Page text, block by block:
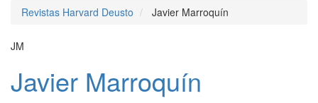
Revistas Harvard Deusto Javier Marroquín
JM
Javier Marroquín